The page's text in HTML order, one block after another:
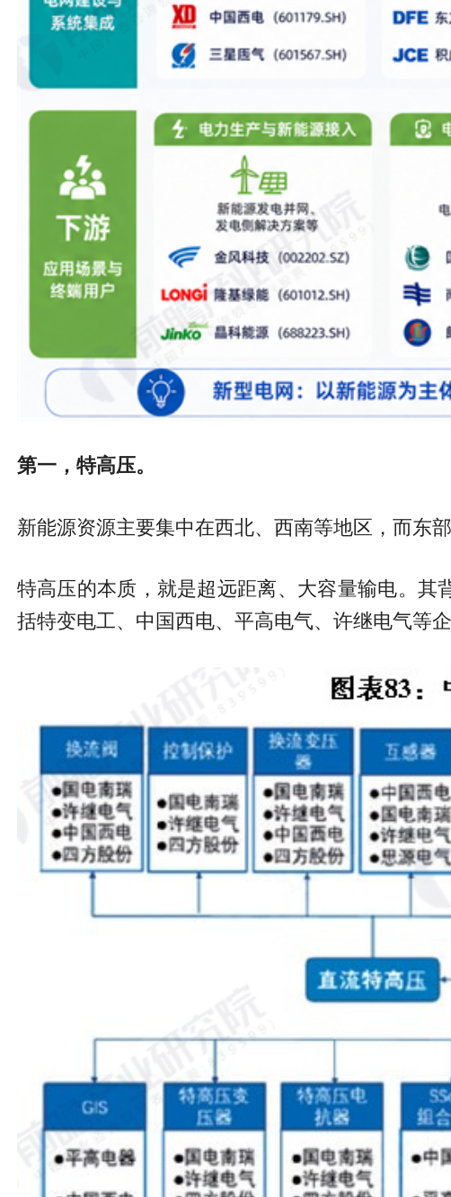
第一，特高压。
新能源资源主要集中在西北、西南等地区，而东
特高压的本质，就是超远距离、大容量输电。其
括特变电工、中国西电、平高电气、许继电气等